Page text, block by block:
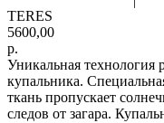
TERES
5600,00
р.
Уникальная технология
купальника.
ткань пропускает
следов от загара.